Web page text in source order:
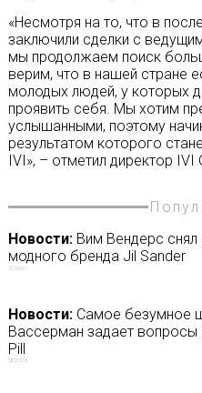
«Несмотря на то, что в
заключили сделки с
мы продолжаем поиск
верим, что в нашей стране
молодых людей, у которых
проявить себя. Мы хотим
услышанными, поэтому
результатом которого
IVI», – отметил директор
Новости:Вим Вендерс снял
модного бренда Jil Sander
12/12/2017
Новости:Самое безумное
Вассерман задает вопросы
Pill
28/07/2018